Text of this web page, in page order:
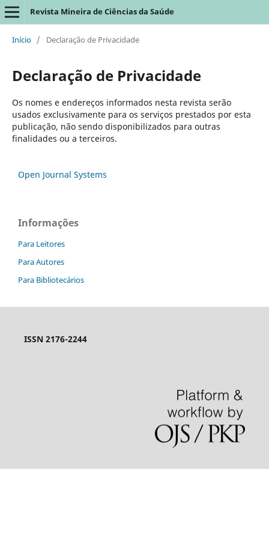
Revista Mineira de Ciências da Saúde
Início / Declaração de Privacidade
Declaração de Privacidade
Os nomes e endereços informados nesta revista serão
usados exclusivamente para os serviços prestados por esta
publicação, não sendo disponibilizados para outras
finalidades ou a terceiros.
Open Journal Systems
Informações
Para Leitores
Para Autores
Para Bibliotecários
ISSN 2176-2244